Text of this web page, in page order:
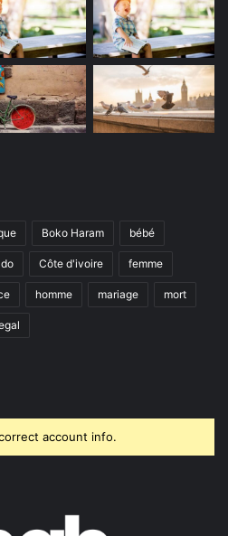
Boko Haram bébé
Côte d'ivoire femme
homme mariage mort
account info.